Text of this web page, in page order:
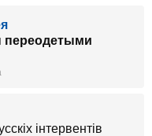
переодетыми
інтервентів